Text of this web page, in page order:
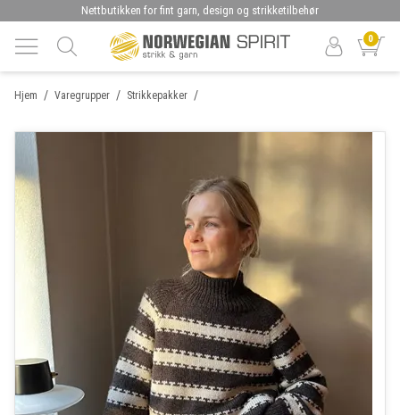
Nettbutikken for fint garn, design og strikketilbehør
0
/
Hjem /
Varegrupper /
Strikkepakker